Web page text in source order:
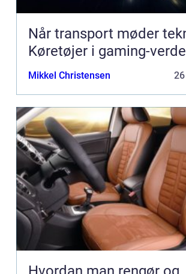
Når transport møder
Køretøjer i gaming-
Mikkel Christensen